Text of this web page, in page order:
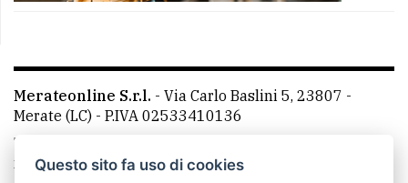
Merateonline S.r.l. - Via Carlo Baslini 5, 23807 -
Merate (LC) - P.IVA 02533410136
Telefono:
mail: redazione@merateonline.it
Questo sito fa uso di cookies